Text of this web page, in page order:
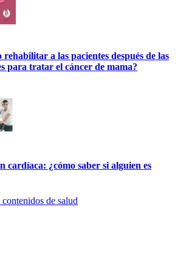
rehabilitar a las pacientes después de las
para tratar el cáncer de mama?
cardíaca: ¿cómo saber si alguien es
de salud